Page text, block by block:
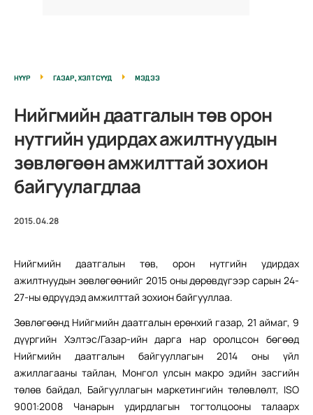
НҮҮР ГАЗАР, ХЭЛТСҮҮД МЭДЭЭ
Нийгмийн даатгалын төв орон
нутгийн удирдах ажилтнуудын
зөвлөгөөн амжилттай зохион
байгуулагдлаа
2015.04.28
Нийгмийн даатгалын төв, орон нутгийн удирдах
ажилтнуудын зөвлөгөөнийг 2015 оны дөрөвдүгээр сарын 24-
27-ны өдрүүдэд амжилттай зохион байгууллаа.
Зөвлөгөөнд Нийгмийн даатгалын ерөнхий газар, 21 аймаг, 9
дүүргийн Хэлтэс/Газар-ийн дарга нар оролцсон бөгөөд
Нийгмийн даатгалын байгууллагын 2014 оны үйл
ажиллагааны тайлан, Монгол улсын макро эдийн засгийн
төлөв байдал, Байгууллагын маркетингийн төлөвлөлт, ISO
9001:2008 Чанарын удирдлагын тогтолцооны талаарх